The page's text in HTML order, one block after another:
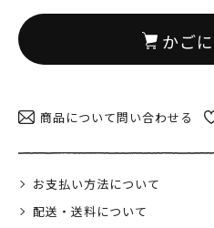
実店舗のご案内
ギフトラッピング
よくある質問
かご
商品について問い合わせる
お支払い方法について
配送・送料について